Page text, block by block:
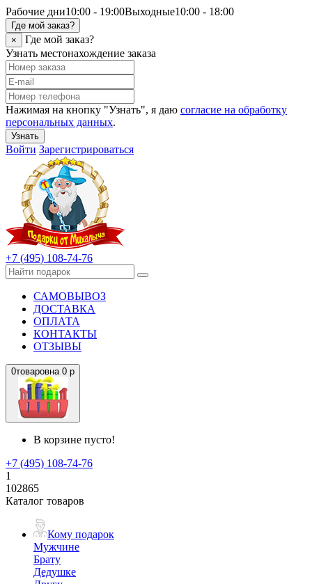
Рабочие дни10:00 - 19:00Выходные10:00 - 18:00
Где мой заказ?
×
Где мой заказ?
Узнать местонахождение заказа
Нажимая на кнопку "Узнать", я даю согласие на обработку
персональных данных.
Узнать
Войти Зарегистрироваться
+7 (495) 108-74-76
САМОВЫВОЗ
ДОСТАВКА
ОПЛАТА
КОНТАКТЫ
ОТЗЫВЫ
0товаровна 0 р
В корзине пусто!
+7 (495) 108-74-76
1
102865
Каталог товаров
Кому подарок
Мужчине
Брату
Дедушке